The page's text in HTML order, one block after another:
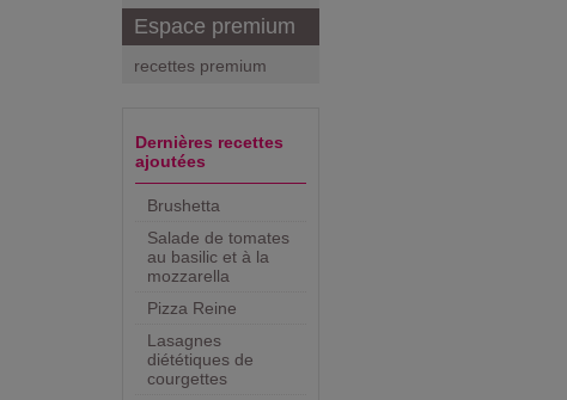
Espace premium
recettes premium
Dernières recettes
ajoutées
Brushetta
Salade de tomates
au basilic et à la
mozzarella
Pizza Reine
Lasagnes
diététiques de
courgettes